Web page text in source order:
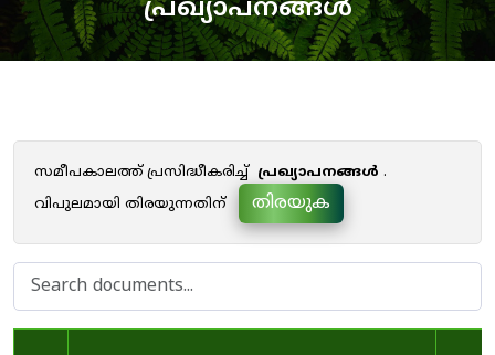
പ്രഖ്യാപനങ്ങൾ
സമീപകാലത്ത് പ്രസിദ്ധീകരിച്ച് പ്രഖ്യാപനങ്ങൾ .
വിപുലമായി തിരയുന്നതിന്
തിരയുക